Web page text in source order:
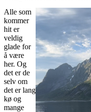
Alle som
kommer
hit er
veldig
glade for
å være
her. Og
det er de
selv om
det er lang
kø og
mange